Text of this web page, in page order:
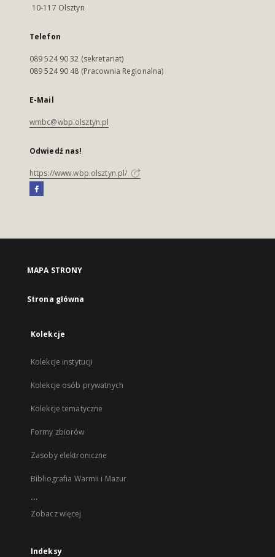
10-117 Olsztyn
Telefon
089 524 90 32 (sekretariat)
089 524 90 48 (Pracownia Regionalna)
E-Mail
wmbc@wbp.olsztyn.pl
Odwiedź nas!
https://www.wbp.olsztyn.pl/
MAPA STRONY
Strona główna
Kolekcje
Kolekcje instytucji
Kolekcje osób prywatnych
Kolekcje tematyczne
Formy zbiorów
Zasoby elektroniczne
Bibliografia Warmii i Mazur
...
Zobacz więcej
Indeksy